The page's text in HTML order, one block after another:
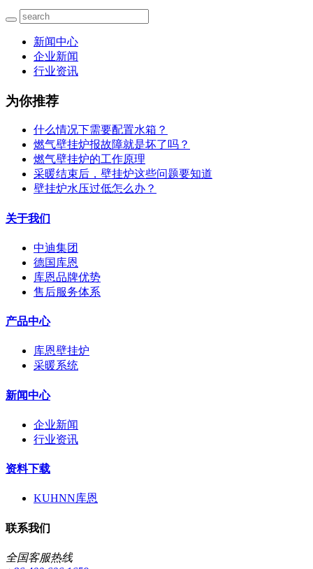
新闻中心
企业新闻
行业资讯
为你推荐
什么情况下需要配置水箱？
燃气壁挂炉报故障就是坏了吗？
燃气壁挂炉的工作原理
采暖结束后，壁挂炉这些问题要知道
壁挂炉水压过低怎么办？
关于我们
中迪集团
德国库恩
库恩品牌优势
售后服务体系
产品中心
库恩壁挂炉
采暖系统
新闻中心
企业新闻
行业资讯
资料下载
KUHNN库恩
联系我们
全国客服热线